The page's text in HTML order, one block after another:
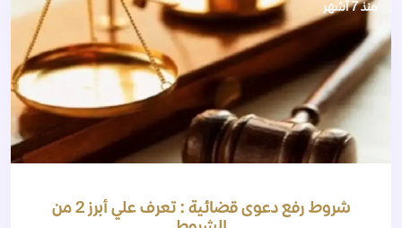
منذ 7 أشهر
شروط رفع دعوى قضائية : تعرف علي أبرز 2 من